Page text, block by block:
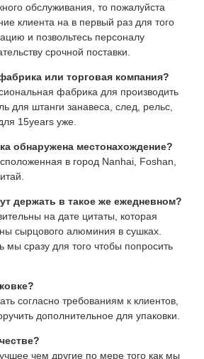
обслуживания, то пожалуйста
клиента на в первый раз для того
и позвольтесь персоналу
срочной поставки.
или торговая компания?
фабрика для производить
для штанги занавеса, след, рельс,
15years уже.
обнаружена местонахождение?
в город Nanhai, Foshan,
держать в такое же ежедневном?
на дате цитаты, которая
сырцового алюминия в сушках.
мы сразу для того чтобы попросить
согласно требованиям к клиентов,
дополнительное для упаковки.
чем другие по мере того как мы